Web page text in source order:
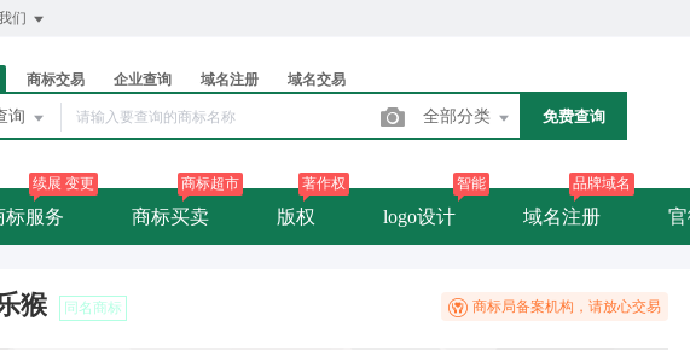
们
商标交易 企业查询 域名注册 域名交易
询 全部分类 免费查询
标服务
续展 变更
商标买卖
商标超市
版权
著作权
logo设计
智能
域名注册
品牌域名
猴 同名商标 商标局备案机构，请放心交易